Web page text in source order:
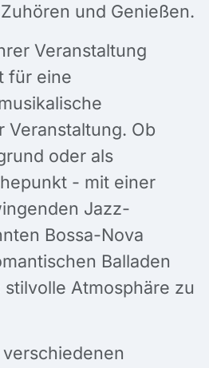
und Genießen.
Veranstaltung
für eine
Veranstaltung. Ob
oder als
- mit einer
Jazz-
Bossa-Nova
Balladen
Atmosphäre zu